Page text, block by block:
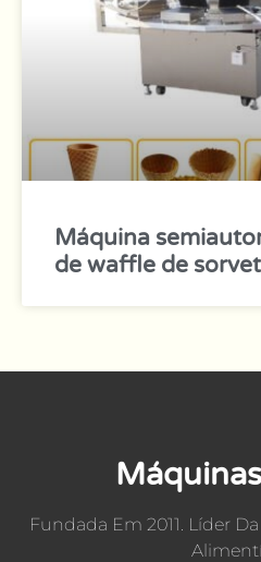
Máquina
de waffle de
Fundada Em 2011. Líder